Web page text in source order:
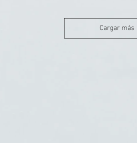
Cargar más